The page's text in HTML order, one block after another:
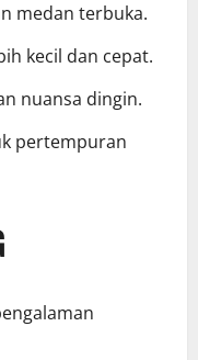
medan terbuka.
kecil dan cepat.
nuansa dingin.
pertempuran